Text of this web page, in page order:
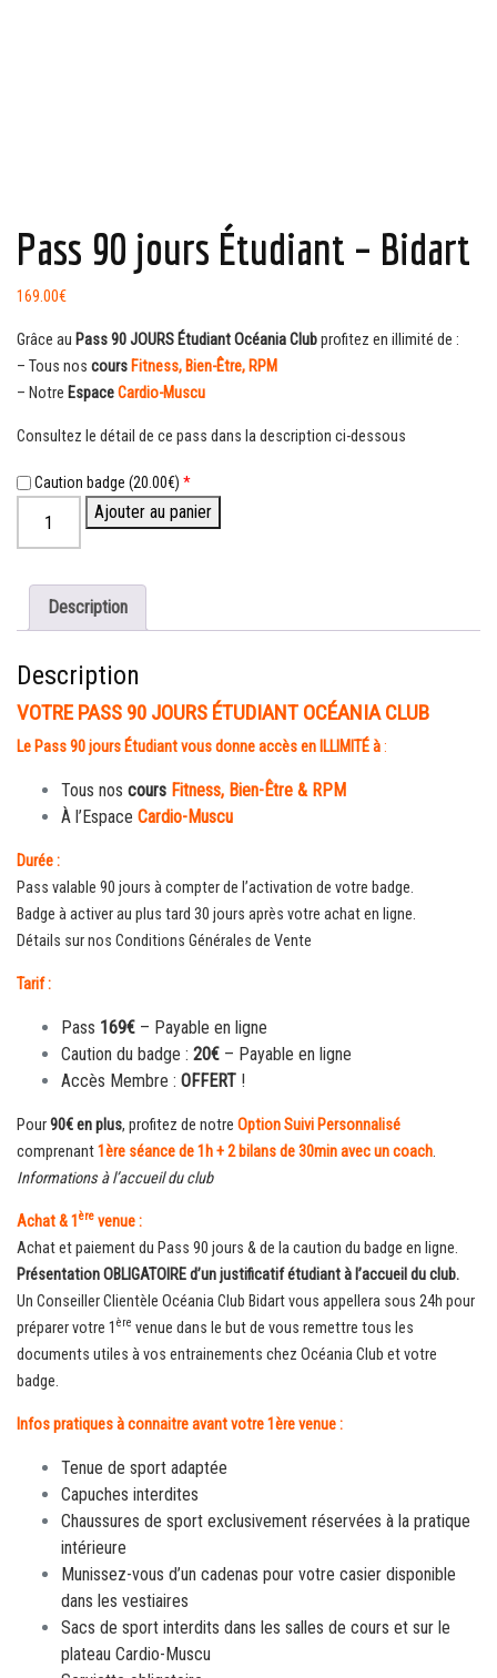
Pass 90 jours Étudiant – Bidart
169.00€
Grâce au Pass 90 JOURS Étudiant Océania Clubprofitez en illimité de :
– Tous nos cours Fitness, Bien-Être, RPM
– Notre EspaceCardio-Muscu
Consultez le détail de ce pass dans la description ci-dessous
Caution badge (20.00€) *
Pass
Bidart
Ajouter au panier
Description
Description
VOTRE PASS 90 JOURS ÉTUDIANT OCÉANIA CLUB
Le Pass 90 jours Étudiant vous donne accès en ILLIMITÉ à:
Tous nos cours Fitness, Bien-Être & RPM
À l’Espace Cardio-Muscu
Durée :
Pass valable 90 jours à compter de l’activation de votre badge.
Badge à activer au plus tard 30 jours après votre achat en ligne.
Détails sur nos Conditions Générales de Vente
Tarif :
Pass 169€ – Payable en ligne
Caution du badge : 20€ – Payable en ligne
Accès Membre : OFFERT !
Pour90€ en plus, profitez de notre Option Suivi Personnalisé
comprenant1ère séance de 1h + 2 bilans de 30min avec un coach.
Informations à l’accueil du club
Achat & 1 ère venue :
Achat et paiement du Pass 90 jours & de la caution du badge en ligne.
Présentation OBLIGATOIRE d’un justificatif étudiant à l’accueil du club.
Un Conseiller Clientèle Océania Club Bidart vous appellera sous 24h pour
préparer votre 1 ère venue dans le but de vous remettre tous les
documents utiles à vos entrainements chez Océania Club et votre
badge.
Infos pratiques à connaitre avant votre 1ère venue :
Tenue de sport adaptée
Capuches interdites
Chaussures de sport exclusivement réservées à la pratique
intérieure
Munissez-vous d’un cadenas pour votre casier disponible
dans les vestiaires
Sacs de sport interdits dans les salles de cours et sur le
plateau Cardio-Muscu